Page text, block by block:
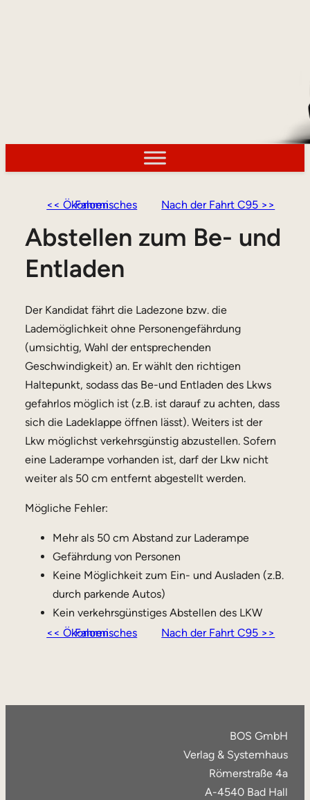
<< Ökonomisches Fahren Nach der Fahrt C95 >>
Abstellen zum Be- und
Entladen
Der Kandidat fährt die Ladezone bzw. die
Lademöglichkeit ohne Personengefährdung
(umsichtig, Wahl der entsprechenden
Geschwindigkeit) an. Er wählt den richtigen
Haltepunkt, sodass das Be-und Entladen des Lkws
gefahrlos möglich ist (z.B. ist darauf zu achten, dass
sich die Ladeklappe öffnen lässt). Weiters ist der
Lkw möglichst verkehrsgünstig abzustellen. Sofern
eine Laderampe vorhanden ist, darf der Lkw nicht
weiter als 50 cm entfernt abgestellt werden.
Mögliche Fehler:
Mehr als 50 cm Abstand zur Laderampe
Gefährdung von Personen
Keine Möglichkeit zum Ein- und Ausladen (z.B.
durch parkende Autos)
Kein verkehrsgünstiges Abstellen des LKW
<< Ökonomisches Fahren
Nach der Fahrt C95 >>
BOS GmbH
Verlag & Systemhaus
Römerstraße 4a
A-4540 Bad Hall